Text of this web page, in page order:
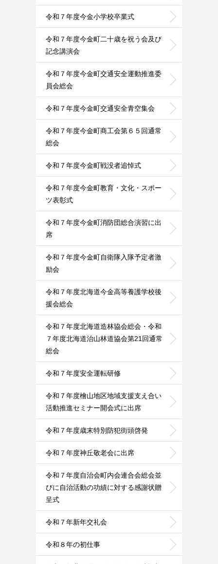
令和７年度今金小学校卒業式
令和７年度今金町二十歳を祝う会及び
記念講演会
令和７年度今金町交通安全運動推進委
員会総会
令和７年度今金町交通安全青空集会
令和７年度今金町商工会第６５回通常
総会
令和７年度今金町戦没者追悼式
令和７年度今金町教育・文化・スポー
ツ表彰式
令和７年度今金町消防団総合演習に出
席
令和７年度今金町自衛隊入隊予定者激
励会
令和７年度北海道今金高等養護学校後
援会総会
令和７年度北海道造林協会総会・令和
７年度北海道治山林道協会第21回通常
総会
令和７年度安全運転研修
令和７年度檜山地区地域支援支え合い
活動推進セミナー開会式に出席
令和７年度歳末特別防犯街頭啓発
令和７年度神丘敬老会に出席
令和７年度自治会町内会連合会総会並
びに自治活動の功績に対する感謝状贈
呈式
令和７年新年交礼会
令和８年の初仕事